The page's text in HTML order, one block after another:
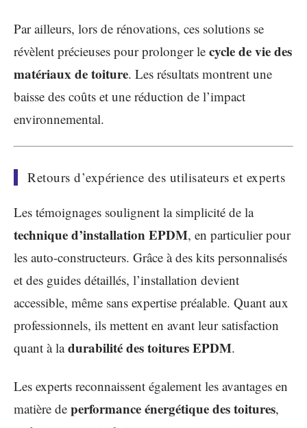
Par ailleurs, lors de rénovations, ces solutions se
révèlent précieuses pour prolonger le cycle de vie des
matériaux de toiture. Les résultats montrent une
baisse des coûts et une réduction de l’impact
environnemental.
Retours d’expérience des utilisateurs et experts
Les témoignages soulignent la simplicité de la
technique d’installation EPDM, en particulier pour
les auto-constructeurs. Grâce à des kits personnalisés
et des guides détaillés, l’installation devient
accessible, même sans expertise préalable. Quant aux
professionnels, ils mettent en avant leur satisfaction
quant à ladurabilité des toitures EPDM.
Les experts reconnaissent également les avantages en
matière de performance énergétique des toitures,